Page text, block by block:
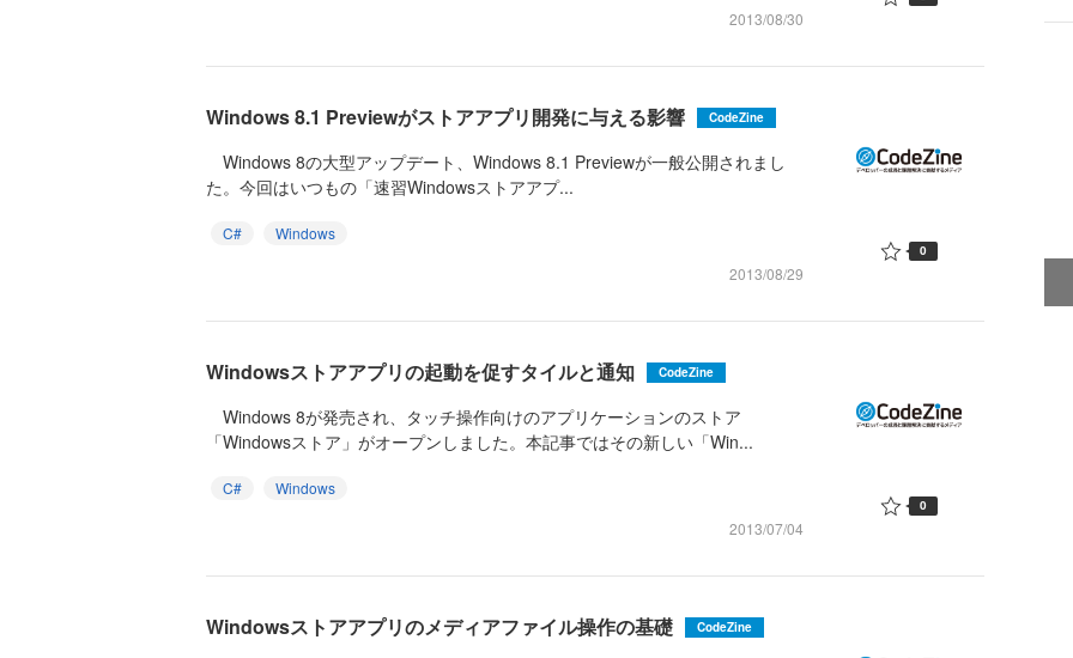
2013/08/30
Windows 8.1 Previewがストアアプリ開発に与える影響 CodeZine
Windows 8の大型アップデート、Windows 8.1 Previewが一般公開されまし
た。今回はいつもの「速習Windowsストアアプ...
C#
Windows
2013/08/29
0
Windowsストアアプリの起動を促すタイルと通知 CodeZine
Windows 8が発売され、タッチ操作向けのアプリケーションのストア
「Windowsストア」がオープンしました。本記事ではその新しい「Win...
C#
Windows
2013/07/04
0
Windowsストアアプリのメディアファイル操作の基礎 CodeZine